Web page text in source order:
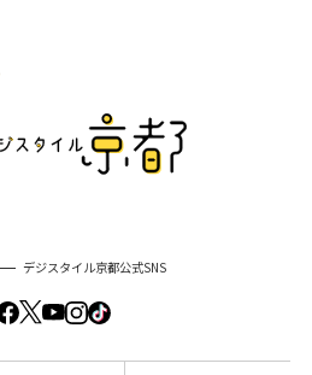
デジスタイル京都公式SNS